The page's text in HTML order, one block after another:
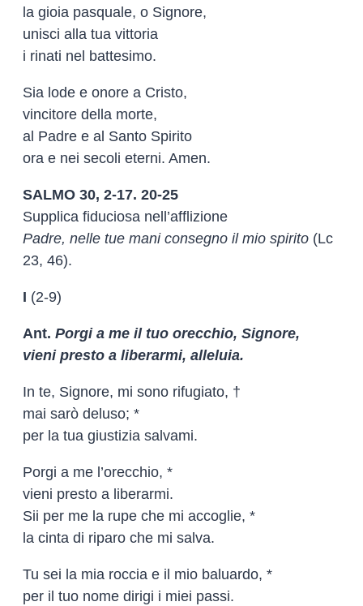
la gioia pasquale, o Signore,
unisci alla tua vittoria
i rinati nel battesimo.
Sia lode e onore a Cristo,
vincitore della morte,
al Padre e al Santo Spirito
ora e nei secoli eterni. Amen.
SALMO 30, 2-17. 20-25
Supplica fiduciosa nell’afflizione
Padre, nelle tue mani consegno il mio spirito (Lc
23, 46).
I (2-9)
Ant. Porgi a me il tuo orecchio, Signore,
vieni presto a liberarmi, alleluia.
In te, Signore, mi sono rifugiato, †
mai sarò deluso; *
per la tua giustizia salvami.
Porgi a me l’orecchio, *
vieni presto a liberarmi.
Sii per me la rupe che mi accoglie, *
la cinta di riparo che mi salva.
Tu sei la mia roccia e il mio baluardo, *
per il tuo nome dirigi i miei passi.